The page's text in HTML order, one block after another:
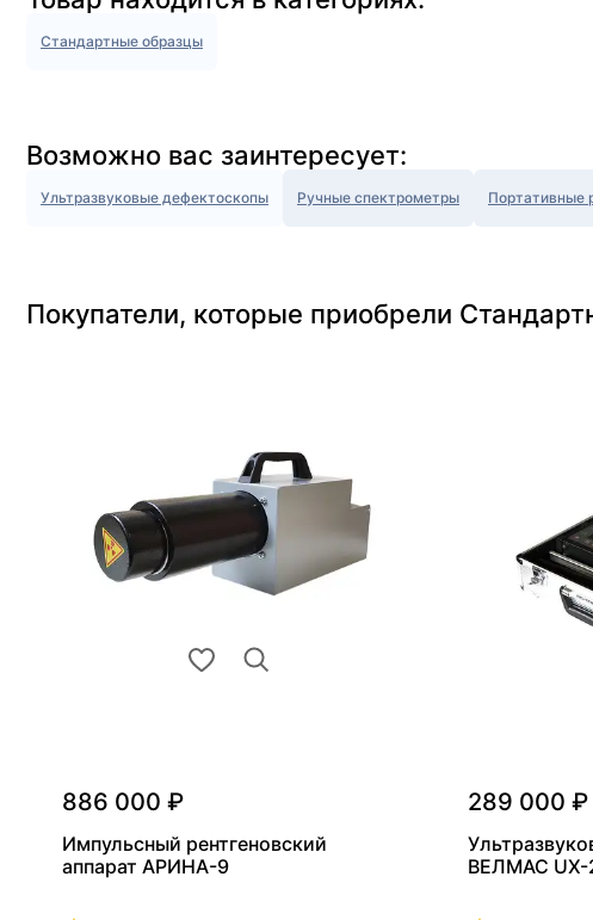
Стандартные образцы
Возможно вас заинтересует:
Ультразвуковые дефектоскопы Ручные спектрометры Портативные
Покупатели, которые приобрели
886 000 ₽
Импульсный рентгеновский
аппарат АРИНА-9
289 000 ₽
ВЕЛМАС UX-